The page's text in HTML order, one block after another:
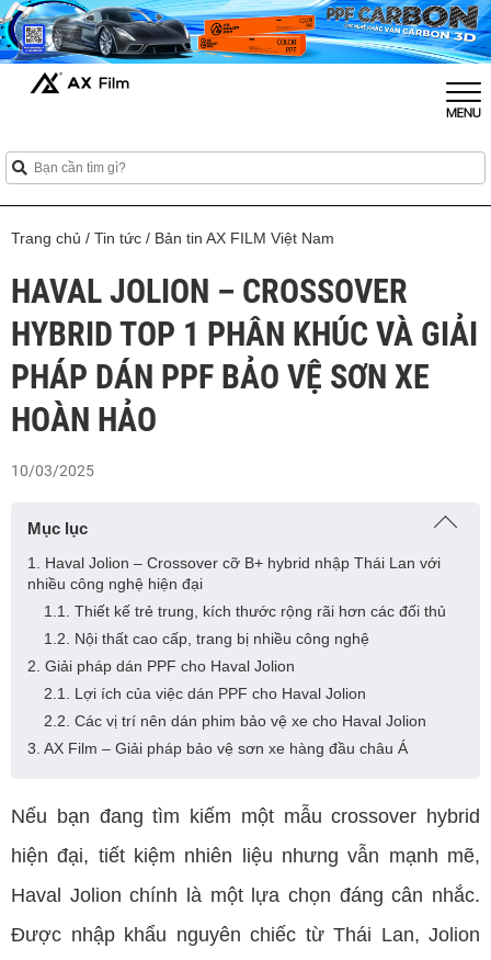
Trang chủ / Tin tức / Bản tin AX FILM Việt Nam
HAVAL JOLION – CROSSOVER
HYBRID TOP 1 PHÂN KHÚC VÀ GIẢI
PHÁP DÁN PPF BẢO VỆ SƠN XE
HOÀN HẢO
10/03/2025
Mục lục
1. Haval Jolion – Crossover cỡ B+ hybrid nhập Thái Lan với
nhiều công nghệ hiện đại
1.1. Thiết kế trẻ trung, kích thước rộng rãi hơn các đối thủ
1.2. Nội thất cao cấp, trang bị nhiều công nghệ
2. Giải pháp dán PPF cho Haval Jolion
2.1. Lợi ích của việc dán PPF cho Haval Jolion
2.2. Các vị trí nên dán phim bảo vệ xe cho Haval Jolion
3. AX Film – Giải pháp bảo vệ sơn xe hàng đầu châu Á
Nếu bạn đang tìm kiếm một mẫu crossover hybrid
hiện đại, tiết kiệm nhiên liệu nhưng vẫn mạnh mẽ,
Haval Jolion chính là một lựa chọn đáng cân nhắc.
Được nhập khẩu nguyên chiếc từ Thái Lan, Jolion